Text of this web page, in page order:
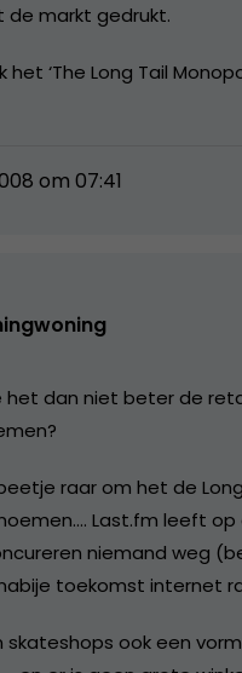
de markt gedrukt.
‘The Long Tail
om 07:41
het dan niet beter de
raar om het de
Last.fm leeft op
niemand weg
toekomst internet
skateshops ook een